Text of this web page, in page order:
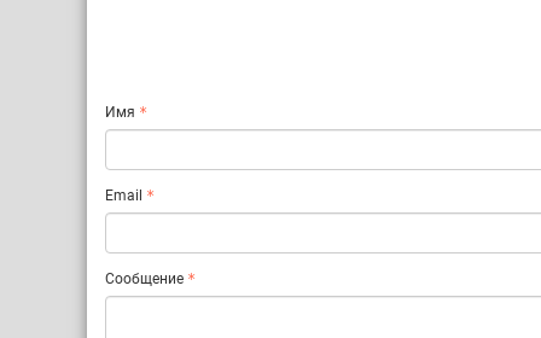
Имя
Email
Сообщение